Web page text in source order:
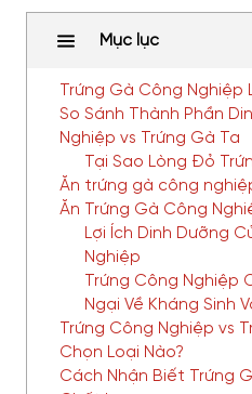
Mục lục
Trứng Gà Công Nghiệp
So Sánh Thành Phần
Nghiệp vs Trứng Gà Ta
Tại Sao Lòng Đỏ
Ăn trứng gà công
Ăn Trứng Gà Công
Lợi Ích Dinh Dưỡng
Nghiệp
Trứng Công Nghiệp
Ngại Về Kháng Sinh
Trứng Công Nghiệp vs
Chọn Loại Nào?
Cách Nhận Biết Trứng